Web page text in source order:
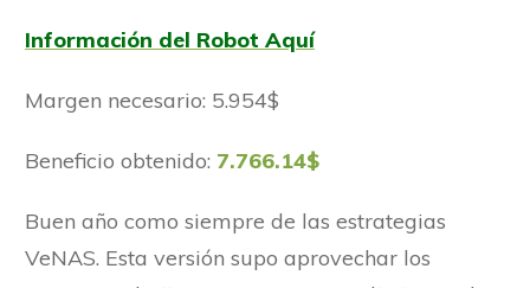
Información del Robot Aquí
Margen necesario: 5.954$
Beneficio obtenido: 7.766.14$
Buen año como siempre de las estrategias
VeNAS. Esta versión supo aprovechar los